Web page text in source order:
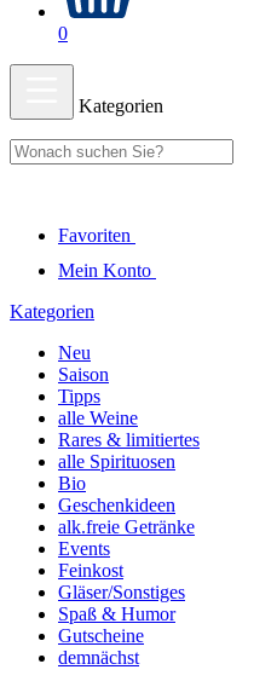
0
Kategorien
Favoriten
Mein Konto
Kategorien
Neu
Saison
Tipps
alle Weine
Rares & limitiertes
alle Spirituosen
Bio
Geschenkideen
alk.freie Getränke
Events
Feinkost
Gläser/Sonstiges
Spaß & Humor
Gutscheine
demnächst